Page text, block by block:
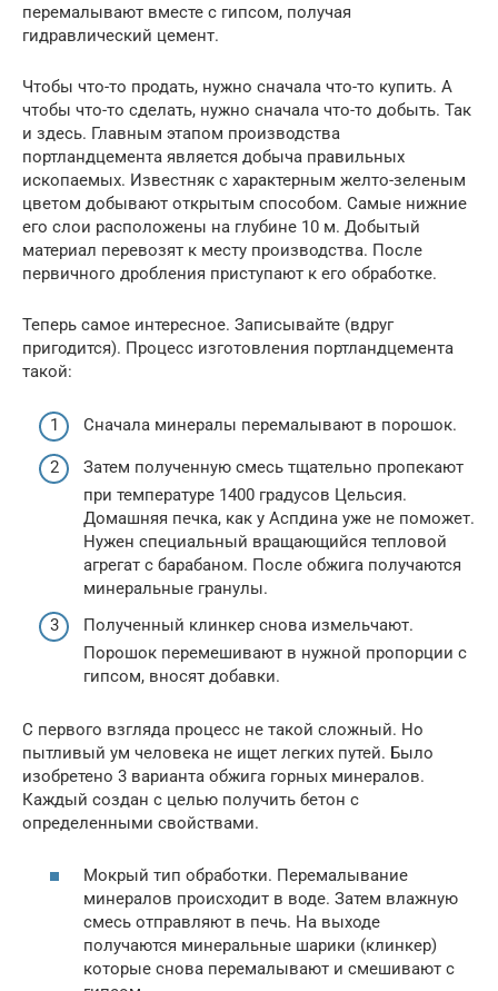
перемалывают вместе с гипсом, получая
гидравлический цемент.
Чтобы что-то продать, нужно сначала что-то купить. А
чтобы что-то сделать, нужно сначала что-то добыть. Так
и здесь. Главным этапом производства
портландцемента является добыча правильных
ископаемых. Известняк с характерным желто-зеленым
цветом добывают открытым способом. Самые нижние
его слои расположены на глубине 10 м. Добытый
материал перевозят к месту производства. После
первичного дробления приступают к его обработке.
Теперь самое интересное. Записывайте (вдруг
пригодится). Процесс изготовления портландцемента
такой:
Сначала минералы перемалывают в порошок.
Затем полученную смесь тщательно пропекают
при температуре 1400 градусов Цельсия.
Домашняя печка, как у Аспдина уже не поможет.
Нужен специальный вращающийся тепловой
агрегат с барабаном. После обжига получаются
минеральные гранулы.
Полученный клинкер снова измельчают.
Порошок перемешивают в нужной пропорции с
гипсом, вносят добавки.
С первого взгляда процесс не такой сложный. Но
пытливый ум человека не ищет легких путей. Было
изобретено 3 варианта обжига горных минералов.
Каждый создан с целью получить бетон с
определенными свойствами.
Мокрый тип обработки. Перемалывание
минералов происходит в воде. Затем влажную
смесь отправляют в печь. На выходе
получаются минеральные шарики (клинкер)
которые снова перемалывают и смешивают с